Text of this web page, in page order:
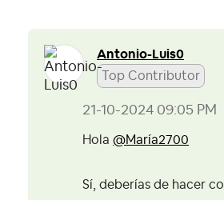
Antonio-Luis0
Top Contributor
‎21-10-2024 09:05 PM
Hola @María2700
Sí, deberías de hacer